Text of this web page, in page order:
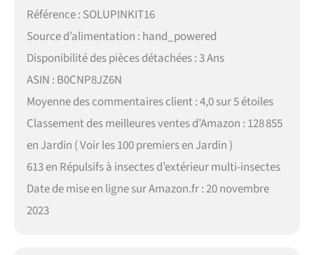
Référence : SOLUPINKIT16
Source d’alimentation : hand_powered
Disponibilité des pièces détachées : 3 Ans
ASIN : B0CNP8JZ6N
Moyenne des commentaires client : 4,0 sur 5 étoiles
Classement des meilleures ventes d’Amazon : 128 855
en Jardin ( Voir les 100 premiers en Jardin )
613 en Répulsifs à insectes d’extérieur multi-insectes
Date de mise en ligne sur Amazon.fr : 20 novembre
2023